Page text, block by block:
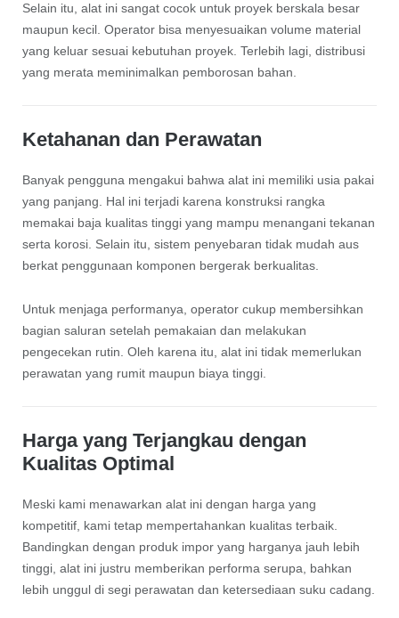
Selain itu, alat ini sangat cocok untuk proyek berskala besar
maupun kecil. Operator bisa menyesuaikan volume material
yang keluar sesuai kebutuhan proyek. Terlebih lagi, distribusi
yang merata meminimalkan pemborosan bahan.
Ketahanan dan Perawatan
Banyak pengguna mengakui bahwa alat ini memiliki usia pakai
yang panjang. Hal ini terjadi karena konstruksi rangka
memakai baja kualitas tinggi yang mampu menangani tekanan
serta korosi. Selain itu, sistem penyebaran tidak mudah aus
berkat penggunaan komponen bergerak berkualitas.
Untuk menjaga performanya, operator cukup membersihkan
bagian saluran setelah pemakaian dan melakukan
pengecekan rutin. Oleh karena itu, alat ini tidak memerlukan
perawatan yang rumit maupun biaya tinggi.
Harga yang Terjangkau dengan
Kualitas Optimal
Meski kami menawarkan alat ini dengan harga yang
kompetitif, kami tetap mempertahankan kualitas terbaik.
Bandingkan dengan produk impor yang harganya jauh lebih
tinggi, alat ini justru memberikan performa serupa, bahkan
lebih unggul di segi perawatan dan ketersediaan suku cadang.